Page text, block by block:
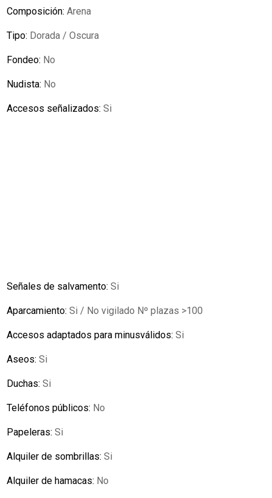
Composición:Arena
Tipo: Dorada / Oscura
Fondeo: No
Nudista: No
Accesos señalizados:Si
Señales de salvamento:Si
Aparcamiento:Si / No vigilado Nº plazas >100
Accesos adaptados para minusválidos:Si
Aseos:Si
Duchas:Si
Teléfonos públicos: No
Papeleras:Si
Alquiler de sombrillas:Si
Alquiler de hamacas: No